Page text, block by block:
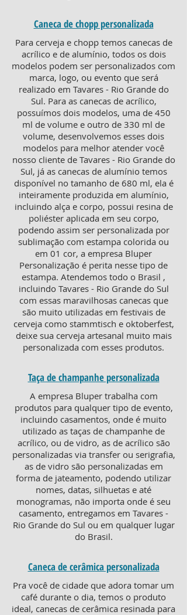
Caneca de chopp personalizada
Para cerveja e chopp temos canecas de
acrílico e de alumínio, todos os dois
modelos podem ser personalizados com
marca, logo, ou evento que será
realizado em Tavares - Rio Grande do
Sul. Para as canecas de acrílico,
possuímos dois modelos, uma de 450
ml de volume e outro de 330 ml de
volume, desenvolvemos esses dois
modelos para melhor atender você
nosso cliente de Tavares - Rio Grande do
Sul, já as canecas de alumínio temos
disponível no tamanho de 680 ml, ela é
inteiramente produzida em alumínio,
incluindo alça e corpo, possui resina de
poliéster aplicada em seu corpo,
podendo assim ser personalizada por
sublimação com estampa colorida ou
em 01 cor, a empresa Bluper
Personalização é perita nesse tipo de
estampa. Atendemos todo o Brasil ,
incluindo Tavares - Rio Grande do Sul
com essas maravilhosas canecas que
são muito utilizadas em festivais de
cerveja como stammtisch e oktoberfest,
deixe sua cerveja artesanal muito mais
personalizada com esses produtos.
Taça de champanhe personalizada
A empresa Bluper trabalha com
produtos para qualquer tipo de evento,
incluindo casamentos, onde é muito
utilizado as taças de champanhe de
acrílico, ou de vidro, as de acrílico são
personalizadas via transfer ou serigrafia,
as de vidro são personalizadas em
forma de jateamento, podendo utilizar
nomes, datas, silhuetas e até
monogramas, não importa onde é seu
casamento, entregamos em Tavares -
Rio Grande do Sul ou em qualquer lugar
do Brasil.
Caneca de cerâmica personalizada
Pra você de cidade que adora tomar um
café durante o dia, temos o produto
ideal, canecas de cerâmica resinada para